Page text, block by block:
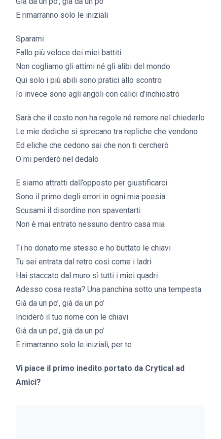
E rimarranno solo le iniziali
Sparami
Fallo più veloce dei miei battiti
Non cogliamo gli attimi né gli alibi del mondo
Qui solo i più abili sono pratici allo scontro
Io invece sono agli angoli con calici d’inchiostro
Sarà che il costo non ha regole né remore nel chiederlo
Le mie dediche si sprecano tra repliche che vendono
Ed eliche che cedono sai che non ti cercherò
O mi perderò nel dedalo
E siamo attratti dall’opposto per giustificarci
Sono il primo degli errori in ogni mia poesia
Scusami il disordine non spaventarti
Non è mai entrato nessuno dentro casa mia
Ti ho donato me stesso e ho buttato le chiavi
Tu sei entrata dal retro così come i ladri
Hai staccato dal muro sì tutti i miei quadri
Adesso cosa resta? Una panchina sotto una tempesta
Già da un po’, già da un po’
Inciderò il tuo nome con le chiavi
Già da un po’, già da un po’
E rimarranno solo le iniziali, per te
Vi piace il primo inedito portato da Crytical ad
Amici?